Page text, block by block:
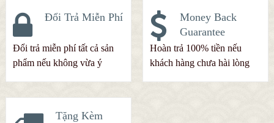
Đổi Trả Miễn Phí
Đổi trả miễn phí tất cả sản
phẩm nếu không vừa ý
Money Back
Guarantee
Hoàn trả 100% tiền nếu
khách hàng chưa hài lòng
Tặng Kèm